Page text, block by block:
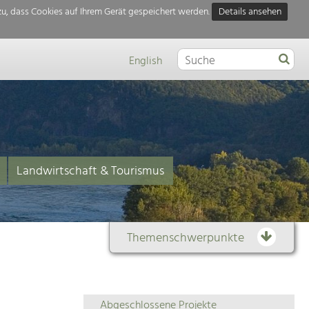
dass Cookies auf Ihrem Gerät gespeichert werden. Details ansehen
English
Landwirtschaft & Tourismus
Themenschwerpunkte
Themenübersicht
Abgeschlossene Projekte